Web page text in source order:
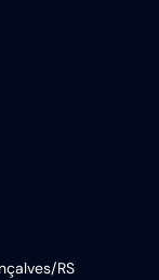
RS